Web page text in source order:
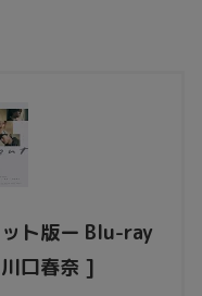
ト版ー Blu-ray
口春奈 ]